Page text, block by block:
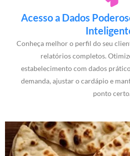
Acesso a Dados
Conheça melhor o perfil do seu
relatórios completos.
estabelecimento com dados
demanda, ajustar o cardápio e
ponto certo.